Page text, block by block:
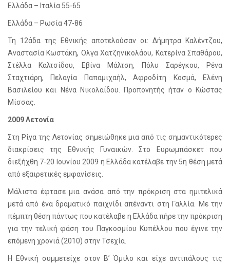
Ελλάδα – Ιταλία 55-65
Ελλάδα – Ρωσία 47-86
Τη 12άδα της Εθνικής αποτελούσαν οι: Δήμητρα Καλέντζου,
Αναστασία Κωστάκη, Ολγα Χατζηνικολάου, Κατερίνα Σπαθάρου,
Στέλλα Καλτσίδου, Εβίνα Μάλτση, Πόλυ Σαρέγκου, Ρένα
Σταχτιάρη, Πελαγία Παπαμιχαήλ, Αφροδίτη Κοσμά, Ελένη
Βασιλείου και Νένα Νικολαΐδου. Προπονητής ήταν ο Κώστας
Μίσσας.
2009 Λετονία
Στη Ρίγα της Λετονίας σημειώθηκε μια από τις σημαντικότερες
διακρίσεις της Εθνικής Γυναικών. Στο Ευρωμπάσκετ που
διεξήχθη 7-20 Ιουνίου 2009 η Ελλάδα κατέλαβε την 5η θέση μετά
από εξαιρετικές εμφανίσεις.
Μάλιστα έφτασε μια ανάσα από την πρόκριση στα ημιτελικά
μετά από ένα δραματικό παιχνίδι απέναντι στη Γαλλία. Με την
πέμπτη θέση πάντως που κατέλαβε η Ελλάδα πήρε την πρόκριση
για την τελική φάση του Παγκοσμίου Κυπέλλου που έγινε την
επόμενη χρονιά (2010) στην Τσεχία.
H Εθνική συμμετείχε στον Β’ Όμιλο και είχε αντιπάλους τις